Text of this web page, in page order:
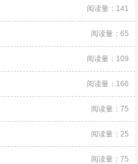
阅读量：141
阅读量：65
阅读量：109
阅读量：166
阅读量：75
阅读量：25
阅读量：75